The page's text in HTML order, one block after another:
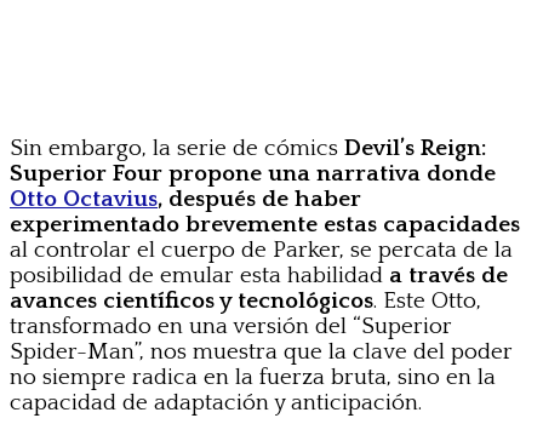
Sin embargo, la serie de cómics Devil’s Reign:
Superior Four propone una narrativa donde
Otto Octavius, después de haber
experimentado brevemente estas capacidades
al controlar el cuerpo de Parker, se percata de la
posibilidad de emular esta habilidad a través de
avances científicos y tecnológicos. Este Otto,
transformado en una versión del “Superior
Spider-Man”, nos muestra que la clave del poder
no siempre radica en la fuerza bruta, sino en la
capacidad de adaptación y anticipación.